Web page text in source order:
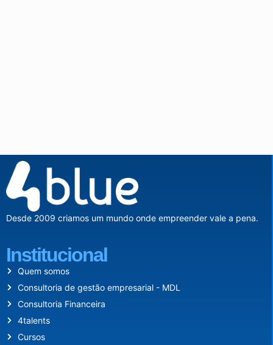
Desde 2009 criamos um mundo onde empreender vale a pena.
Institucional
Quem somos
Consultoria de gestão empresarial - MDL
Consultoria Financeira
4talents
Cursos